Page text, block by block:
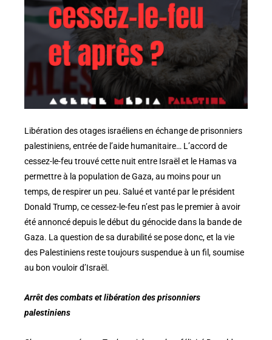
Libération des otages israéliens en échange de prisonniers
palestiniens, entrée de l’aide humanitaire… L’accord de
cessez-le-feu trouvé cette nuit entre Israël et le Hamas va
permettre à la population de Gaza, au moins pour un
temps, de respirer un peu. Salué et vanté par le président
Donald Trump, ce cessez-le-feu n’est pas le premier à avoir
été annoncé depuis le début du génocide dans la bande de
Gaza. La question de sa durabilité se pose donc, et la vie
des Palestiniens reste toujours suspendue à un fil, soumise
au bon vouloir d’Israël.
Arrêt des combats et libération des prisonniers
palestiniens